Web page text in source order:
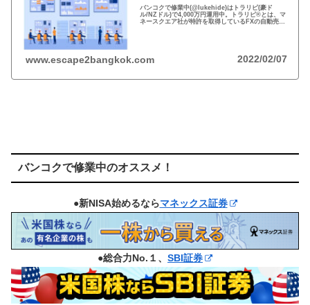
バンコクで修業中(@lukehide)はトラリピ(豪ド
ル/NZドル)で4,000万円運用中。トラリピ®とは、マ
ネースクエア社が特許を取得しているFXの自動売買
www.escape2bangkok.com 2022/02/07
バンコクで修業中のオススメ！
●新NISA始めるならマネックス証券
●総合力No.１、 SBI証券